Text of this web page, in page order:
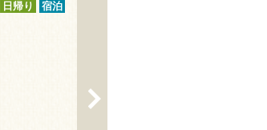
日帰り 宿泊